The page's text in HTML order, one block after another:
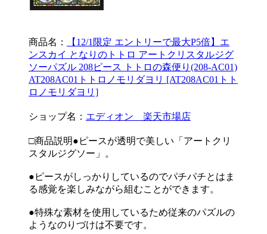
商品名：
【12/1限定 エントリーで最大P5倍】エ
ンスカイ となりのトトロ アートクリスタルジグ
ソーパズル 208ピース トトロの森便り(208-AC01)
AT208AC01トトロノモリダヨリ [AT208AC01トト
ロノモリダヨリ]
ショップ名： エディオン 楽天市場店
□商品説明●ピースが透明で美しい「アートクリ
スタルジグソー」。
●ピースがしっかりしているのでパチパチとはま
る感覚を楽しみながら組むことができます。
●特殊な素材を使用しているため従来のパズルの
ようなのりづけは不要です。